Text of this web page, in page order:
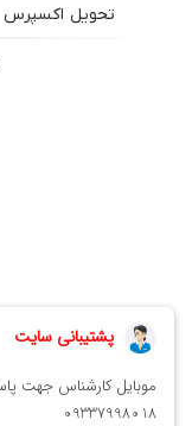
تحویل اکسپرس